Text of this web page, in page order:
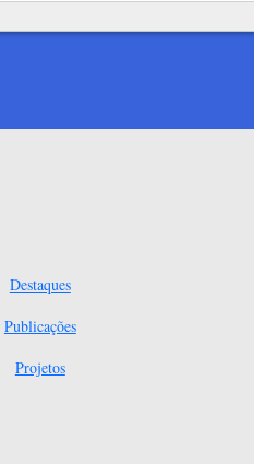
Destaques
Publicações
Projetos